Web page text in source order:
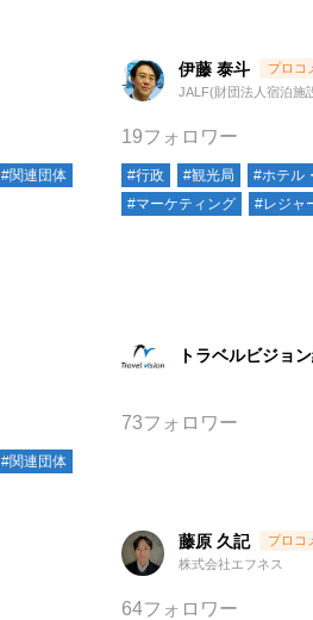
#関連団体
伊藤 泰斗
JALF(財団法人宿泊施
19フォロワー
#行政 #観光局 #ホテル
#マーケティング
#レジャ
#関連団体
トラベルビジョ
73フォロワー
藤原 久記
株式会社エフネス
64フォロワー